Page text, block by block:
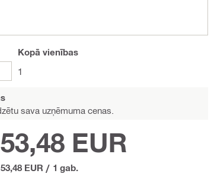
Kopā vienības
1
sava uzņēmuma cenas.
53,48 EUR
53,48 EUR / 1 gab.